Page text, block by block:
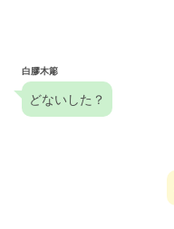
白膠木簓
どないした？